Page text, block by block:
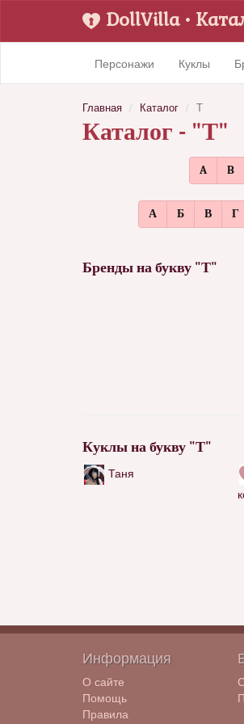
DollVilla•
Персонажи Куклы
Главная Каталог Т
Каталог - "Т"
A B
А Б В Г
Бренды на букву "Т"
Куклы на букву "Т"
Таня
Информация
О сайте
Помощь
Правила